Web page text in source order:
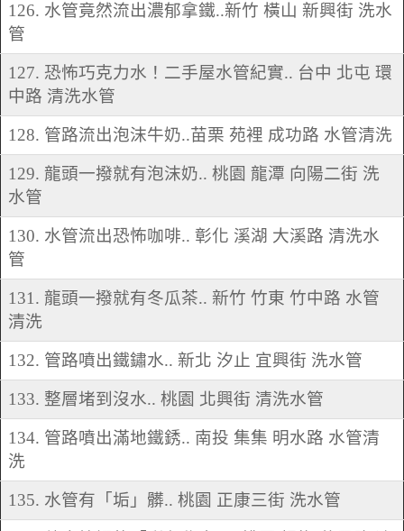
126. 水管竟然流出濃郁拿鐵..新竹 橫山 新興街 洗水
管
127. 恐怖巧克力水！二手屋水管紀實.. 台中 北屯 環
中路 清洗水管
128. 管路流出泡沫牛奶..苗栗 苑裡 成功路 水管清洗
129. 龍頭一撥就有泡沫奶.. 桃園 龍潭 向陽二街 洗
水管
130. 水管流出恐怖咖啡.. 彰化 溪湖 大溪路 清洗水
管
131. 龍頭一撥就有冬瓜茶.. 新竹 竹東 竹中路 水管
清洗
132. 管路噴出鐵鏽水.. 新北 汐止 宜興街 洗水管
133. 整層堵到沒水.. 桃園 北興街 清洗水管
134. 管路噴出滿地鐵銹.. 南投 集集 明水路 水管清
洗
135. 水管有「垢」髒.. 桃園 正康三街 洗水管